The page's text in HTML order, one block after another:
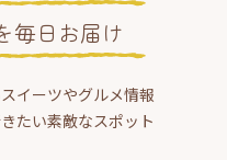
毎日お届け
イーツやグルメ情報
たい素敵なスポット